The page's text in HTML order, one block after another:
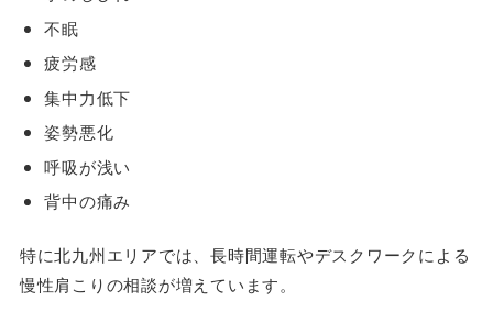
不眠
疲労感
集中力低下
姿勢悪化
呼吸が浅い
背中の痛み
特に北九州エリアでは、長時間運転やデスクワークによる
慢性肩こりの相談が増えています。